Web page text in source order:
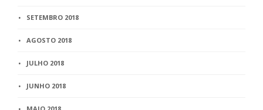
SETEMBRO 2018
AGOSTO 2018
JULHO 2018
JUNHO 2018